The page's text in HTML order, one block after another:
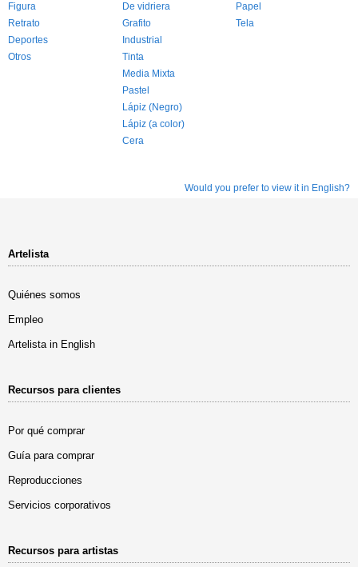
Figura
Retrato
Deportes
Otros
De vidriera
Grafito
Industrial
Tinta
Media Mixta
Pastel
Lápiz (Negro)
Lápiz (a color)
Cera
Papel
Tela
Would you prefer to view it in English?
Artelista
Quiénes somos
Empleo
Artelista in English
Recursos para clientes
Por qué comprar
Guía para comprar
Reproducciones
Servicios corporativos
Recursos para artistas